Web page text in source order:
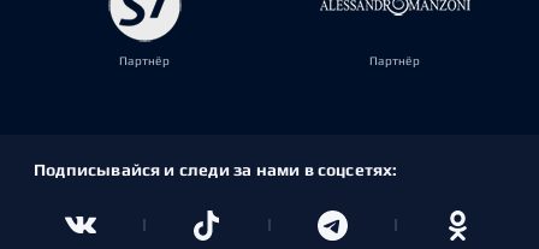
Партнёр Партнёр
Подписывайся и следи за нами в соцсетях: